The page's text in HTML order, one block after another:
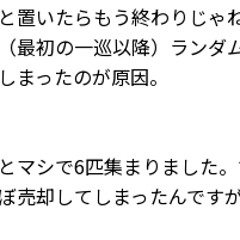
置いたらもう終わりじゃ
最初の一巡以降）ラン
まったのが原因。
マシで6匹集まりました
売却してしまったんですが